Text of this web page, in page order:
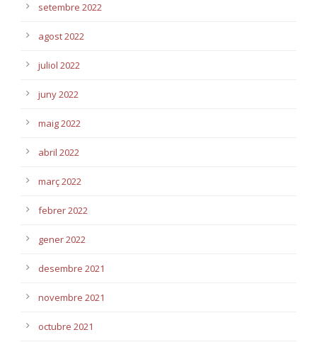
setembre 2022
agost 2022
juliol 2022
juny 2022
maig 2022
abril 2022
març 2022
febrer 2022
gener 2022
desembre 2021
novembre 2021
octubre 2021